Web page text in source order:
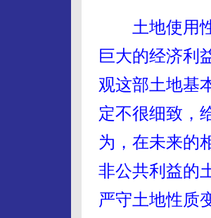
土地使用
巨大的经济利
观这部土地基
定不很细致，
为，在未来的
非公共利益的
严守土地性质